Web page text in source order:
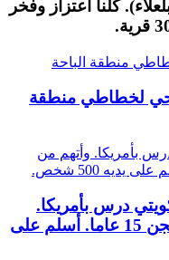
كلنا اعتزاز وفخر
منطقة الباحة
لخطاطي منطقة
بأمريكا. وأتهم من
درس بأمريكا.
وأتهم من أمريكية ظلما وحكم بسجن 15 عاما. أسلم على